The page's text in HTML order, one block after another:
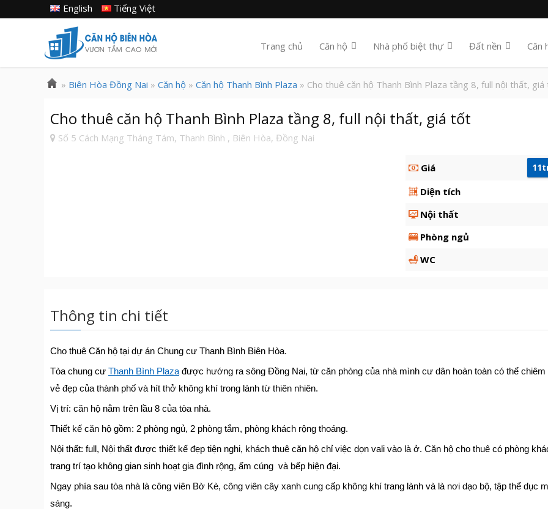
Tiếng Việt
English
Trang chủ Căn hộ Nhà phố biệt thự Đất nền Căn
» Biên Hòa Đồng Nai » Căn hộ » Căn hộ Thanh Bình Plaza » Cho thuê căn hộ Thanh Bình Plaza tầng 8, full nội thất,
Cho thuê căn hộ Thanh Bình Plaza tầng 8, full nội thất, giá tốt
Số 5 Cách Mạng Tháng Tám, Thanh Bình , Biên Hòa, Đồng Nai
Giá
Diện tích
Nội thất
Phòng ngủ
WC
Thông tin chi tiết
Cho thuê Căn hộ tại dự án Chung cư Thanh Bình Biên Hòa.
Tòa chung cư Thanh Bình Plaza được hướng ra sông Đồng Nai, từ căn phòng của nhà mình cư dân hoàn toàn có thể
vẻ đẹp của thành phố và hít thở không khí trong lành từ thiên nhiên.
Vị trí: căn hộ nằm trên lầu 8 của tòa nhà.
Thiết kế căn hộ gồm: 2 phòng ngủ, 2 phòng tắm, phòng khách rộng thoáng.
Nội thất: full, Nội thất được thiết kế đẹp tiện nghi, khách thuê căn hộ chỉ việc dọn vali vào là ở. Căn hộ cho thuê có phòng
trang trí tạo không gian sinh hoạt gia đình rộng, ấm cúng và bếp hiện đại.
Ngay phía sau tòa nhà là công viên Bờ Kè, công viên cây xanh cung cấp không khí trang lành và là nơi dạo bộ, tập thể dục
sáng.